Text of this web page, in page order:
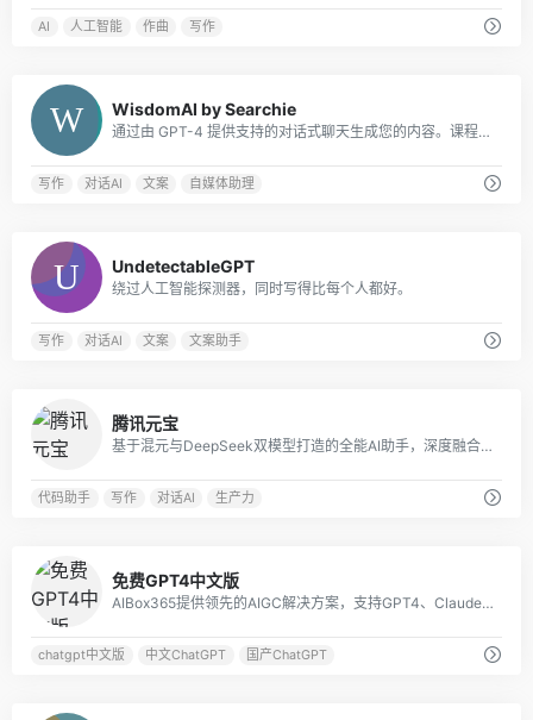
AI 人工智能 作曲 写作
WisdomAI by Searchie
通过由 GPT-4 提供支持的对​​话式聊天生成您的内容。课程，会员资格，播客，教练和更多!
写作 对话AI 文案 自媒体助理
UndetectableGPT
绕过人工智能探测器，同时写得比每个人都好。
写作 对话AI 文案 文案助手
腾讯元宝
基于混元与DeepSeek双模型打造的全能AI助手，深度融合微信生态，提供搜索、文档解析、创作等多模态服务，覆盖工作学习生活全场景。
代码助手 写作 对话AI 生产力
免费GPT4中文版
AIBox365提供领先的AIGC解决方案，支持GPT4、Claude3、Gemini1.5、Midjourney等国内外大模型。
chatgpt中文版 中文ChatGPT 国产ChatGPT